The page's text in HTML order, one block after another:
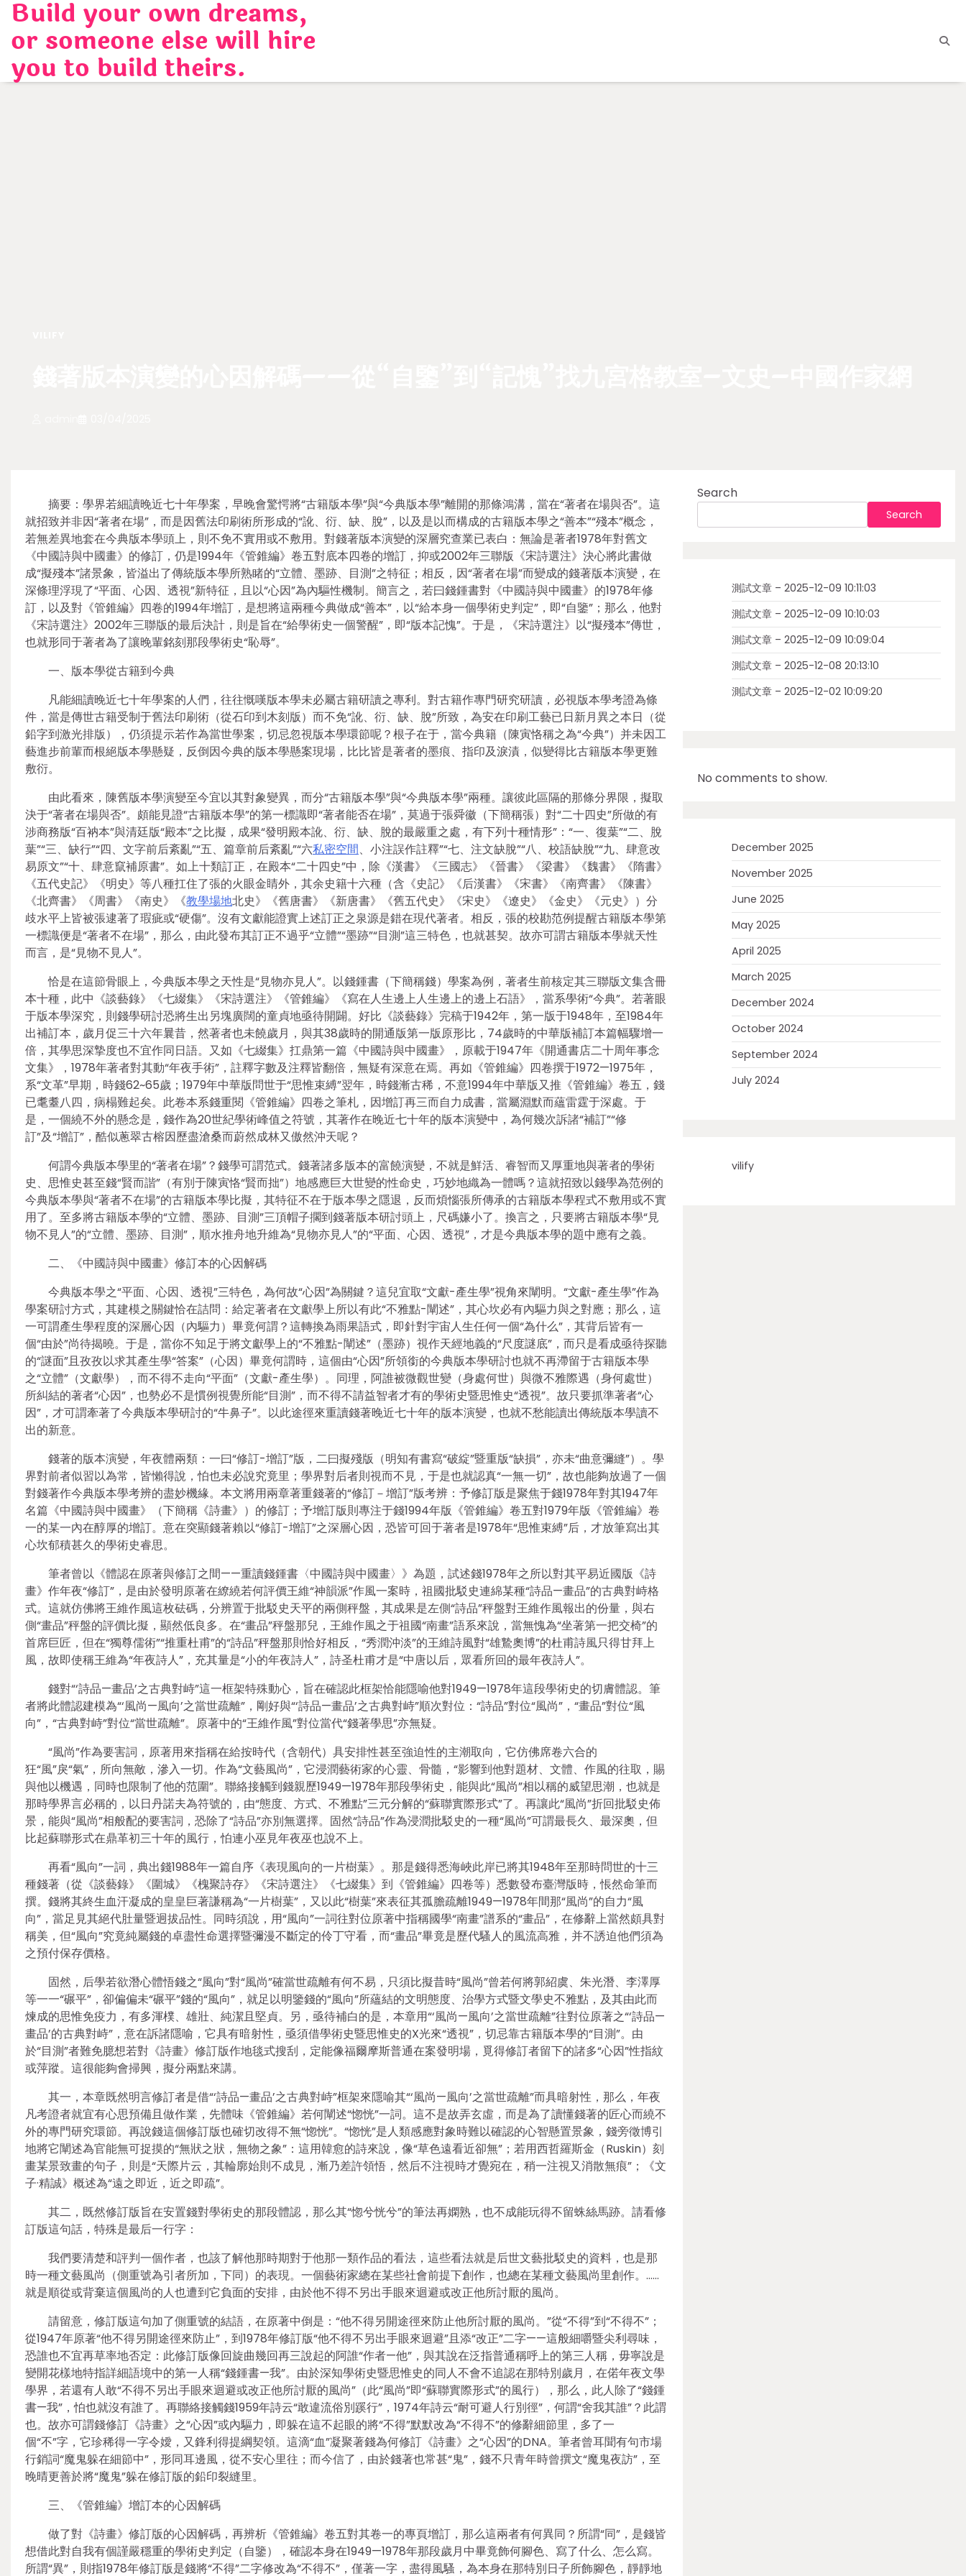
Skip
content
Build your own dreams,
or someone else will hire
you to build theirs.
摘要：學界若細讀晚近七十年學案，早晚會驚愕將“古籍版本學”與“今典版本學”離開的那條鴻溝，當在“著者在場與否”。這
就招致并非因“著者在場”，而是因舊法印刷術所形成的“訛、衍、缺、脫”，以及是以而構成的古籍版本學之“善本”“殘本”概念，
若無差異地套在今典版本學頭上，則不免不實用或不敷用。對錢著版本演變的深層究查業已表白：無論是著者1978年對舊文
《中國詩與中國畫》的修訂，仍是1994年《管錐編》卷五對底本四卷的增訂，抑或2002年三聯版《宋詩選注》決心將此書做
成“擬殘本”諸景象，皆溢出了傳統版本學所熟睹的“立體、墨跡、目測”之特征；相反，因“著者在場”而變成的錢著版本演變，在
深條理浮現了“平面、心因、透視”新特征，且以“心因”為內驅性機制。簡言之，若曰錢鍾書對《中國詩與中國畫》的1978年修
訂，以及對《管錐編》四卷的1994年增訂，是想將這兩種今典做成“善本”，以“給本身一個學術史判定”，即“自鑒”；那么，他對
《宋詩選注》2002年三聯版的最后決計，則是旨在“給學術史一個警醒”，即“版本記愧”。于是，《宋詩選注》以“擬殘本”傳世，
也就形同于著者為了讓晚輩銘刻那段學術史“恥辱”。
一、版本學從古籍到今典
凡能細讀晚近七十年學案的人們，往往慨嘆版本學未必屬古籍研讀之專利。對古籍作專門研究研讀，必視版本學考證為條
件，當是傳世古籍受制于舊法印刷術（從石印到木刻版）而不免“訛、衍、缺、脫”所致，為安在印刷工藝已日新月異之本日（從
鉛字到激光排版），仍須提示若作為當世學案，切忌忽視版本學環節呢？根子在于，當今典籍（陳寅恪稱之為“今典”）并未因工
藝進步前輩而根絕版本學懸疑，反倒因今典的版本學懸案現場，比比皆是著者的墨痕、指印及淚漬，似變得比古籍版本學更難
敷衍。
由此看來，陳舊版本學演變至今宜以其對象變異，而分“古籍版本學”與“今典版本學”兩種。讓彼此區隔的那條分界限，擬取
決于“著者在場與否”。頗能見證“古籍版本學”的第一標識即“著者能否在場”，莫過于張舜徽（下簡稱張）對“二十四史”所做的有
涉商務版“百衲本”與清廷版“殿本”之比擬，成果“發明殿本訛、衍、缺、脫的最嚴重之處，有下列十種情形”：“一、復葉”“二、脫
葉”“三、缺行”“四、文字前后紊亂”“五、篇章前后紊亂”“六私密空間、小注誤作註釋”“七、注文缺脫”“八、校語缺脫”“九、肆意改
易原文”“十、肆意竄補原書”。如上十類訂正，在殿本“二十四史”中，除《漢書》《三國志》《晉書》《梁書》《魏書》《隋書》
《五代史記》《明史》等八種扛住了張的火眼金睛外，其余史籍十六種（含《史記》《后漢書》《宋書》《南齊書》《陳書》
《北齊書》《周書》《南史》《教學場地北史》《舊唐書》《新唐書》《舊五代史》《宋史》《遼史》《金史》《元史》）分
歧水平上皆被張逮著了瑕疵或“硬傷”。沒有文獻能證實上述訂正之泉源是錯在現代著者。相反，張的校勘范例提醒古籍版本學第
一標識便是“著者不在場”，那么，由此發布其訂正不過乎“立體”“墨跡”“目測”這三特色，也就甚契。故亦可謂古籍版本學就天性
而言，是“見物不見人”。
恰是在這節骨眼上，今典版本學之天性是“見物亦見人”。以錢鍾書（下簡稱錢）學案為例，著者生前核定其三聯版文集含冊
本十種，此中《談藝錄》《七綴集》《宋詩選注》《管錐編》《寫在人生邊上人生邊上的邊上石語》，當系學術“今典”。若著眼
于版本學深究，則錢學研討恐將生出另塊廣闊的童貞地亟待開闢。好比《談藝錄》完稿于1942年，第一版于1948年，至1984年
出補訂本，歲月促三十六年曩昔，然著者也未饒歲月，與其38歲時的開通版第一版原形比，74歲時的中華版補訂本篇幅驟增一
倍，其學思深摯度也不宜作同日語。又如《七綴集》扛鼎第一篇《中國詩與中國畫》，原載于1947年《開通書店二十周年事念
文集》，1978年著者對其動“年夜手術”，註釋字數及注釋皆翻倍，無疑有深意在焉。再如《管錐編》四卷撰于1972—1975年，
系“文革”早期，時錢62~65歲；1979年中華版問世于“思惟束縛”翌年，時錢漸古稀，不意1994年中華版又推《管錐編》卷五，錢
已耄耋八四，病榻難起矣。此卷本系錢重閱《管錐編》四卷之筆札，因增訂再三而自力成書，當屬淵默而蘊雷霆于深處。于
是，一個繞不外的懸念是，錢作為20世紀學術峰值之符號，其著作在晚近七十年的版本演變中，為何幾次訴諸“補訂”“修
訂”及“增訂”，酷似蔥翠古榕因歷盡滄桑而蔚然成林又傲然沖天呢？
何謂今典版本學里的“著者在場”？錢學可謂范式。錢著諸多版本的富饒演變，不就是鮮活、睿智而又厚重地與著者的學術
史、思惟史甚至錢“賢而諧”（有別于陳寅恪“賢而拙”）地感應巨大世變的性命史，巧妙地織為一體嗎？這就招致以錢學為范例的
今典版本學與“著者不在場”的古籍版本學比擬，其特征不在于版本學之隱退，反而煩惱張所傳承的古籍版本學程式不敷用或不實
用了。至多將古籍版本學的“立體、墨跡、目測”三頂帽子擱到錢著版本研討頭上，尺碼嫌小了。換言之，只要將古籍版本學“見
物不見人”的“立體、墨跡、目測”，順水推舟地升維為“見物亦見人”的“平面、心因、透視”，才是今典版本學的題中應有之義。
二、《中國詩與中國畫》修訂本的心因解碼
今典版本學之“平面、心因、透視”三特色，為何故“心因”為關鍵？這兒宜取“文獻-產生學”視角來闡明。“文獻-產生學”作為
學案研討方式，其建模之關鍵恰在詰問：給定著者在文獻學上所以有此“不雅點-闡述”，其心坎必有內驅力與之對應；那么，這
一可謂產生學程度的深層心因（內驅力）畢竟何謂？這轉換為雨果語式，即針對宇宙人生任何一個“為什么”，其背后皆有一
個“由於”尚待揭曉。于是，當你不知足于將文獻學上的“不雅點-闡述”（墨跡）視作天經地義的“尺度謎底”，而只是看成亟待探聽
的“謎面”且孜孜以求其產生學“答案”（心因）畢竟何謂時，這個由“心因”所領銜的今典版本學研討也就不再滯留于古籍版本學
之“立體”（文獻學），而不得不走向“平面”（文獻-產生學）。同理，阿誰被微觀世變（身處何世）與微不雅際遇（身何處世）
所糾結的著者“心因”，也勢必不是慣例視覺所能“目測”，而不得不請益智者才有的學術史暨思惟史“透視”。故只要抓準著者“心
因”，才可謂牽著了今典版本學研討的“牛鼻子”。以此途徑來重讀錢著晚近七十年的版本演變，也就不愁能讀出傳統版本學讀不
出的新意。
錢著的版本演變，年夜體兩類：一曰“修訂-增訂”版，二曰擬殘版（明知有書寫“破綻”暨重版“缺損”，亦未“曲意彌縫”）。學
界對前者似習以為常，皆懶得說，怕也未必說究竟里；學界對后者則視而不見，于是也就認真“一無一切”，故也能夠放過了一個
對錢著作今典版本學考辨的盡妙機緣。本文將用兩章著重錢著的“修訂－增訂”版考辨：予修訂版是聚焦于錢1978年對其1947年
名篇《中國詩與中國畫》（下簡稱《詩畫》）的修訂；予增訂版則專注于錢1994年版《管錐編》卷五對1979年版《管錐編》卷
一的某一內在醇厚的增訂。意在突顯錢著賴以“修訂-增訂”之深層心因，恐皆可回于著者是1978年“思惟束縛”后，才放筆寫出其
心坎郁積甚久的學術史睿思。
筆者曾以《體認在原著與修訂之間——重讀錢鍾書〈中國詩與中國畫〉》為題，試述錢1978年之所以對其平易近國版《詩
畫》作年夜“修訂”，是由於發明原著在繚繞若何評價王維“神韻派”作風一案時，祖國批駁史連綿某種“詩品—畫品”的古典對峙格
式。這就仿佛將王維作風這枚砝碼，分辨置于批駁史天平的兩側秤盤，其成果是左側“詩品”秤盤對王維作風報出的份量，與右
側“畫品”秤盤的評價比擬，顯然低良多。在“畫品”秤盤那兒，王維作風之于祖國“南畫”語系來說，當無愧為“坐著第一把交椅”的
首席巨匠，但在“獨尊儒術”“推重杜甫”的“詩品”秤盤那則恰好相反，“秀潤沖淡”的王維詩風對“雄鷙奧博”的杜甫詩風只得甘拜上
風，故即使稱王維為“年夜詩人”，充其量是“小的年夜詩人”，詩圣杜甫才是“中唐以后，眾看所回的最年夜詩人”。
錢對“‘詩品—畫品’之古典對峙”這一框架特殊動心，旨在確認此框架恰能隱喻他對1949—1978年這段學術史的切膚體認。筆
者將此體認建模為“‘風尚—風向’之當世疏離”，剛好與“‘詩品—畫品’之古典對峙”順次對位：“詩品”對位“風尚”，“畫品”對位“風
向”，“古典對峙”對位“當世疏離”。原著中的“王維作風”對位當代“錢著學思”亦無疑。
“風尚”作為要害詞，原著用來指稱在給按時代（含朝代）具安排性甚至強迫性的主潮取向，它仿佛席卷六合的
狂“風”戾“氣”，所向無敵，滲入一切。作為“文藝風尚”，它浸潤藝術家的心靈、骨髓，“影響到他對題材、文體、作風的往取，賜
與他以機遇，同時也限制了他的范圍”。聯絡接觸到錢親歷1949—1978年那段學術史，能與此“風尚”相以稱的威望思潮，也就是
那時學界言必稱的，以日丹諾夫為符號的，由“態度、方式、不雅點”三元分解的“蘇聯實際形式”了。再讓此“風尚”折回批駁史佈
景，能與“風尚”相般配的要害詞，恐除了“詩品”亦別無選擇。固然“詩品”作為浸潤批駁史的一種“風尚”可謂最長久、最深奧，但
比起蘇聯形式在鼎革初三十年的風行，怕連小巫見年夜巫也說不上。
再看“風向”一詞，典出錢1988年一篇自序《表現風向的一片樹葉》。那是錢得悉海峽此岸已將其1948年至那時問世的十三
種錢著（從《談藝錄》《圍城》《槐聚詩存》《宋詩選注》《七綴集》到《管錐編》四卷等）悉數發布臺灣版時，悵然命筆而
撰。錢將其終生血汗凝成的皇皇巨著謙稱為“一片樹葉”，又以此“樹葉”來表征其孤膽疏離1949—1978年間那“風尚”的自力“風
向”，當足見其絕代肚量暨迥拔品性。同時須說，用“風向”一詞往對位原著中指稱國學“南畫”譜系的“畫品”，在修辭上當然頗具對
稱美，但“風向”究竟純屬錢的卓盡性命選擇暨彌漫不斷定的伶丁守看，而“畫品”畢竟是歷代騷人的風流高雅，并不誘迫他們須為
之預付保存價格。
固然，后學若欲潛心體悟錢之“風向”對“風尚”確當世疏離有何不易，只須比擬昔時“風尚”曾若何將郭紹虞、朱光潛、李澤厚
等一一“碾平”，卻偏偏未“碾平”錢的“風向”，就足以明鑒錢的“風向”所蘊結的文明態度、治學方式暨文學史不雅點，及其由此而
煉成的思惟免疫力，有多渾樸、雄壯、純潔且堅貞。另，亟待補白的是，本章用“‘風尚—風向’之當世疏離”往對位原著之“‘詩品—
畫品’的古典對峙”，意在訴諸隱喻，它具有暗射性，亟須借學術史暨思惟史的X光來“透視”，切忌靠古籍版本學的“目測”。由
於“目測”者難免臆想若對《詩畫》修訂版作地毯式搜刮，定能像福爾摩斯普通在案發明場，覓得修訂者留下的諸多“心因”性指紋
或萍蹤。這很能夠會掃興，擬分兩點來講。
其一，本章既然明言修訂者是借“‘詩品—畫品’之古典對峙”框架來隱喻其“‘風尚—風向’之當世疏離”而具暗射性，那么，年夜
凡考證者就宜有心思預備且做作業，先體味《管錐編》若何闡述“惚恍”一詞。這不是故弄玄虛，而是為了讀懂錢著的匠心而繞不
外的專門研究環節。再說錢這個修訂版也確切改得不無“惚恍”。“惚恍”是人類感應對象時難以確認的心智懸置景象，錢旁徵博引
地將它闡述為官能無可捉摸的“無狀之狀，無物之象”：這用韓愈的詩來說，像“草色遠看近卻無”；若用西哲羅斯金（Ruskin）刻
畫某景致畫的句子，則是“天際片云，其輪廓始則不成見，漸乃差許領悟，然后不注視時才覺宛在，稍一注視又消散無痕”；《文
子·精誠》概述為“遠之即近，近之即疏”。
其二，既然修訂版旨在安置錢對學術史的那段體認，那么其“惚兮恍兮”的筆法再嫻熟，也不成能玩得不留蛛絲馬跡。請看修
訂版這句話，特殊是最后一行字：
我們要清楚和評判一個作者，也該了解他那時期對于他那一類作品的看法，這些看法就是后世文藝批駁史的資料，也是那
時一種文藝風尚（側重號為引者所加，下同）的表現。一個藝術家總在某些社會前提下創作，也總在某種文藝風尚里創作。……
就是順從或背棄這個風尚的人也遭到它負面的安排，由於他不得不另出手眼來迴避或改正他所討厭的風尚。
請留意，修訂版這句加了側重號的結語，在原著中倒是：“他不得另開途徑來防止他所討厭的風尚。”從“不得”到“不得不”；
從1947年原著“他不得另開途徑來防止”，到1978年修訂版“他不得不另出手眼來迴避”且添“改正”二字——這般細嚼暨尖利尋味，
恐誰也不宜再草率地否定：此修訂版像回旋曲幾回再三說起的阿誰“作者—他”，與其說在泛指普通稱呼上的第三人稱，毋寧說是
變開花樣地特指詳細語境中的第一人稱“錢鍾書—我”。由於深知學術史暨思惟史的同人不會不追認在那特別歲月，在偌年夜文學
學界，若還有人敢“不得不另出手眼來迴避或改正他所討厭的風尚”（此“風尚”即“蘇聯實際形式”的風行），那么，此人除了“錢鍾
書—我”，怕也就沒有誰了。再聯絡接觸錢1959年詩云“敢違流俗別蹊行”，1974年詩云“耐可避人行別徑”，何謂“舍我其誰”？此謂
也。故亦可謂錢修訂《詩畫》之“心因”或內驅力，即躲在這不起眼的將“不得”默默改為“不得不”的修辭細節里，多了一
個“不”字，它珍稀得一字令嬡，又鋒利得提綱契領。這滴“血”凝聚著錢為何修訂《詩畫》之“心因”的DNA。筆者曾耳聞有句市場
行銷詞“魔鬼躲在細節中”，形同耳邊風，從不安心里往；而今信了，由於錢著也常甚“鬼”，錢不只青年時曾撰文“魔鬼夜訪”，至
晚晴更善於將“魔鬼”躲在修訂版的鉛印裂縫里。
三、《管錐編》增訂本的心因解碼
做了對《詩畫》修訂版的心因解碼，再辨析《管錐編》卷五對其卷一的專頁增訂，那么這兩者有何異同？所謂“同”，是錢皆
想借此對自我有個謹嚴穩重的學術史判定（自鑒），確認本身在1949—1978年那段歲月中畢竟飾何腳色、寫了什么、怎么寫。
所謂“異”，則指1978年修訂版是錢將“不得”二字修改為“不得不”，僅著一字，盡得風騷，為本身在那特別日子所飾腳色，靜靜地
Search
Search
測試文章 – 2025-12-09 10:11:03
測試文章 – 2025-12-09 10:10:03
測試文章 – 2025-12-09 10:09:04
測試文章 – 2025-12-08 20:13:10
測試文章 – 2025-12-02 10:09:20
No comments to show.
December 2025
November 2025
June 2025
May 2025
April 2025
March 2025
December 2024
October 2024
September 2024
July 2024
vilify